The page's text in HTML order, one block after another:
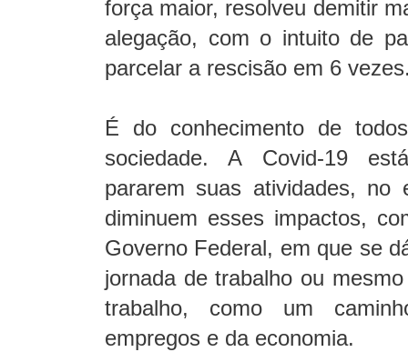
força maior, resolveu demitir
alegação, com o intuito de
parcelar a rescisão em 6
É do conhecimento de
sociedade. A Covid-19
pararem suas atividades, no
diminuem esses impactos,
Governo Federal, em que se
jornada de trabalho ou
trabalho, como um
empregos e da economia.